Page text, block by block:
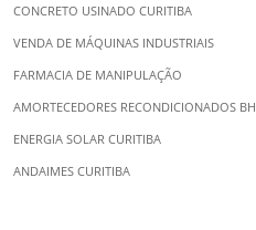
CONCRETO USINADO CURITIBA
VENDA DE MÁQUINAS INDUSTRIAIS
FARMACIA DE MANIPULAÇÃO
AMORTECEDORES RECONDICIONADOS BH
ENERGIA SOLAR CURITIBA
ANDAIMES CURITIBA